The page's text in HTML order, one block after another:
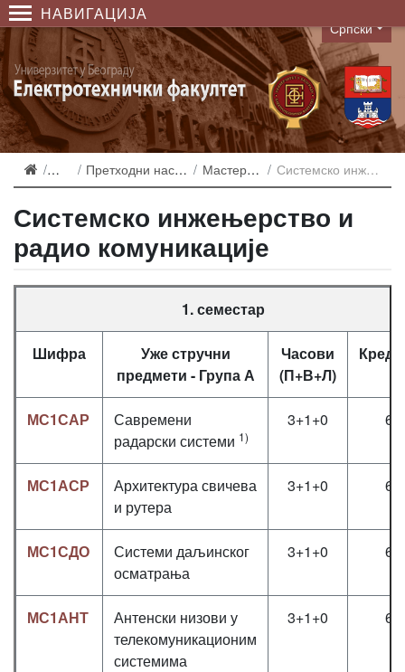
НАВИГАЦИЈА
Language
Српски
СтудирањеПретходни наставни планови и еквиваленције Мастер - Акредитација 2007 Системско инжењерство и радио комуникације
Системско инжењерство и
радио комуникације
1. семестар
Шифра
Уже стручни
предмети - Група А
Часови
(П+В+Л)
МС1САР
Савремени
радарски системи 1)
3+1+0 6
МС1АСР
Архитектура свичева
и рутера
3+1+0 6
МС1СДО
Системи даљинског
осматрања
3+1+0 6
МС1АНТ
Антенски низови у
телекомуникационим
системима
3+1+0 6